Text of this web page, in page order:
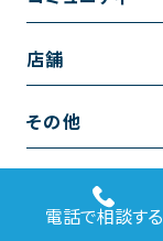
リノベーション
内装のリフォーム
水回りのリフォーム
外壁のリフォーム
お風呂の施工事例
洗面の施工事例
コミュニティ
お知らせ
店舗
越谷店
浦和店
その他
お問い合わせ
サイトポリシー
電話で相談する